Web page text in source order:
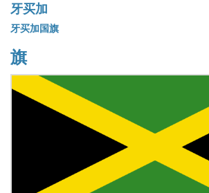
牙买加
牙买加国旗
旗